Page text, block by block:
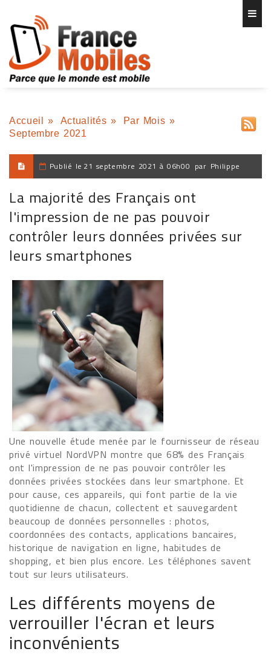
Accueil » Actualités » Par Mois »
Septembre 2021
Publié le 21 septembre 2021 à 06h00 par Philippe
La majorité des Français ont
l'impression de ne pas pouvoir
contrôler leurs données privées sur
leurs smartphones
Une nouvelle étude menée par le fournisseur de réseau
privé virtuel NordVPN montre que 68% des Français
ont l'impression de ne pas pouvoir contrôler les
données privées stockées dans leur smartphone. Et
pour cause, ces appareils, qui font partie de la vie
quotidienne de chacun, collectent et sauvegardent
beaucoup de données personnelles : photos,
coordonnées des contacts, applications bancaires,
historique de navigation en ligne, habitudes de
shopping, et bien plus encore. Les téléphones savent
tout sur leurs utilisateurs.
Les différents moyens de
verrouiller l'écran et leurs
inconvénients